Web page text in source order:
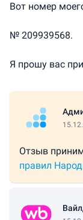
Вот номер
№ 209939568.
Я прошу вас
Отзыв
правил